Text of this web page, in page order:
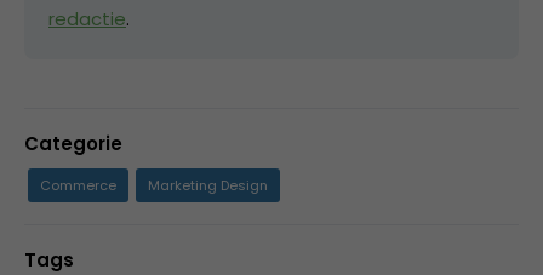
redactie.
Categorie
Commerce Marketing Design
Tags